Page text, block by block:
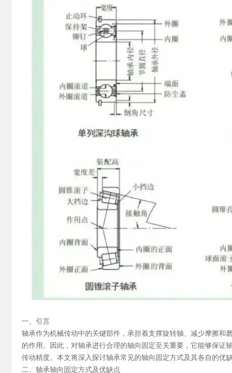
一、引言
轴承作为机械传动中的关键部件，承担着支撑旋转轴、减少摩擦和
的作用。因此，对轴承进行合理的轴向固定至关重要，它能够保
传动精度。本文将深入探讨轴承常见的轴向固定方式及其各自的优缺
二、轴承轴向固定方式及优缺点